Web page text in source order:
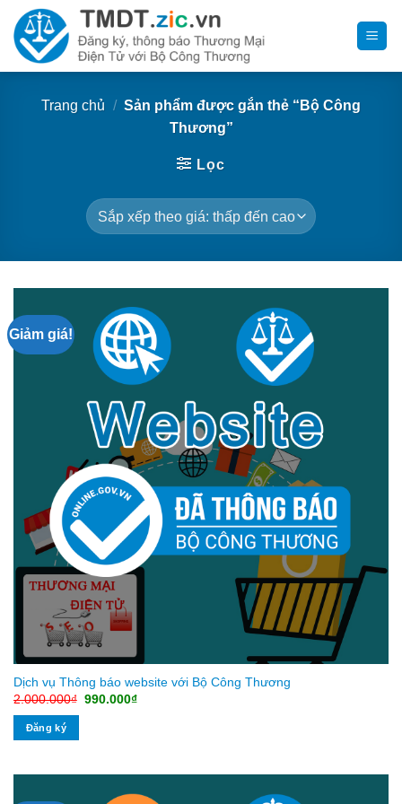
qua
nội
Trang chủ / Sản phẩm được gắn thẻ “Bộ Công
Thương”
Lọc
Giảm giá!
Dịch vụ Thông báo website với Bộ Công Thương
2.000.000₫ Giá
990.000₫Giá
Đăng ký